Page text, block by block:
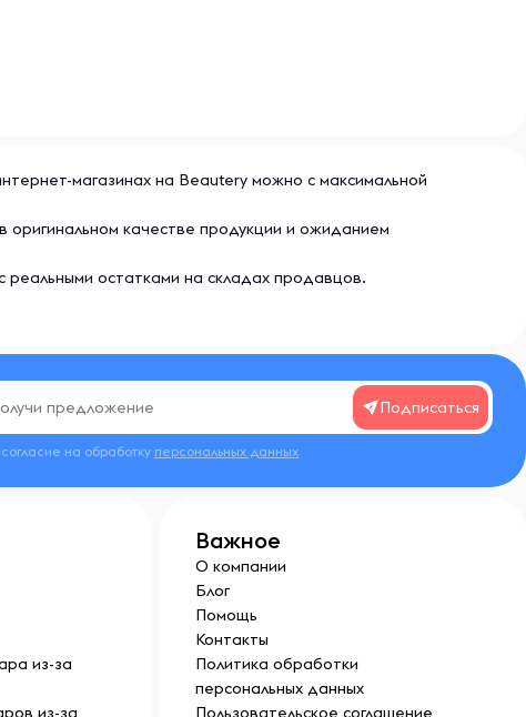
магазинах на Beautery можно с максимальной
качестве продукции и ожиданием
остатками на складах продавцов.
Подписаться
на обработку персональных данных
из-за
из-за
Важное
О компании
Блог
Помощь
Контакты
Политика обработки
персональных данных
Пользовательское соглашение